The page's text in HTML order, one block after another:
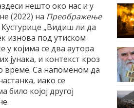
нешто око нас и у
(2022) на Преображење
„Видиш ли да
изнова под утиском
којима се два аутора
јунака, и контекст кроз
време. Са напоменом да
иако се
којој другој